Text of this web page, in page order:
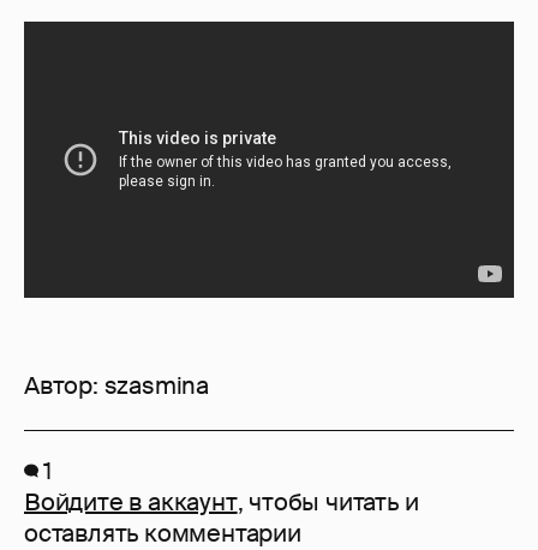
Автор: szasmina
1
Войдите в аккаунт, чтобы читать и
оставлять комментарии